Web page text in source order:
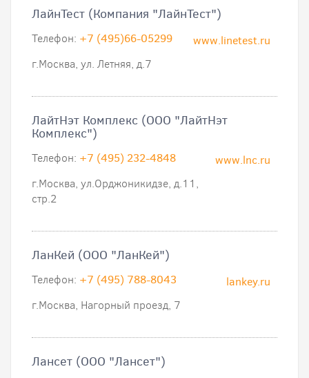
ЛайнТест (Компания "ЛайнТест")
www.linetest.ru
Телефон: +7 (495)66-05299
г.Москва, ул. Летняя, д.7
ЛайтНэт Комплекс (ООО "ЛайтНэт
Комплекс")
www.lnc.ru
Телефон: +7 (495) 232-4848
г.Москва, ул.Орджоникидзе, д.11,
стр.2
ЛанКей (ООО "ЛанКей")
lankey.ru
Телефон: +7 (495) 788-8043
г.Москва, Нагорный проезд, 7
Лансет (ООО "Лансет")